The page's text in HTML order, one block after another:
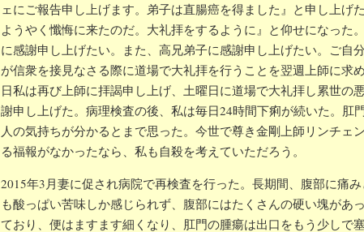
ェにご報告申し上げます。弟子は直腸癌を得ました』と申し上げ
ようやく懺悔に来たのだ。大礼拝をするように』と仰せになった
に感謝申し上げたい。また、高兄弟子に感謝申し上げたい。ご自
が信衆を接見なさる際に道場で大礼拝を行うことを翌週上師に求
日私は再び上師に拝謁申し上げ、土曜日に道場で大礼拝し累世の
謝申し上げた。病理検査の後、私は毎日24時間下痢が続いた。肛
人の気持ちが分かるとまで思った。今世で尊き金剛上師リンチェ
る福報がなかったなら、私も自殺を考えていただろう。
2015年3月妻に促され病院で再検査を行った。長期間、腹部に痛
も酸っぱい苦味しか感じられず、腹部にはたくさんの硬い塊があ
ており、便はますます細くなり、肛門の腫瘍は出口をもう少しで